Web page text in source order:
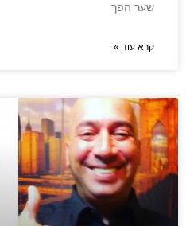
שער הפך
קרא עוד »